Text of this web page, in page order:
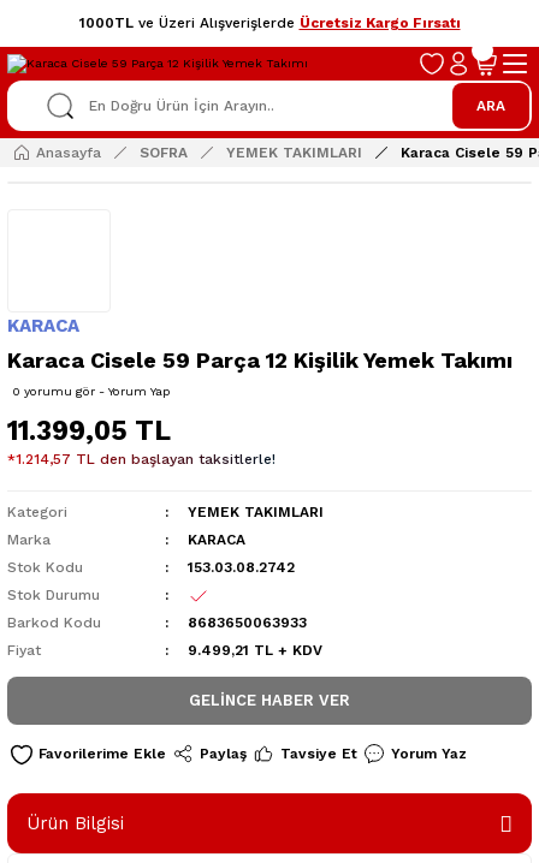
1000TLve Üzeri Alışverişlerde Ücretsiz Kargo Fırsatı
ARA
Anasayfa SOFRA YEMEK TAKIMLARI Karaca Cisele 59
KARACA
Karaca Cisele 59 Parça 12 Kişilik Yemek Takımı
0 yorumu gör - Yorum Yap
11.399,05 TL
*1.214,57 TL den başlayan taksitlerle!
Kategori
YEMEK TAKIMLARI
Marka
KARACA
Stok Kodu
153.03.08.2742
Stok Durumu
Barkod Kodu
8683650063933
Fiyat
9.499,21 TL + KDV
GELINCE HABER VER
Paylaş Tavsiye Et Yorum Yaz
Ürün Bilgisi